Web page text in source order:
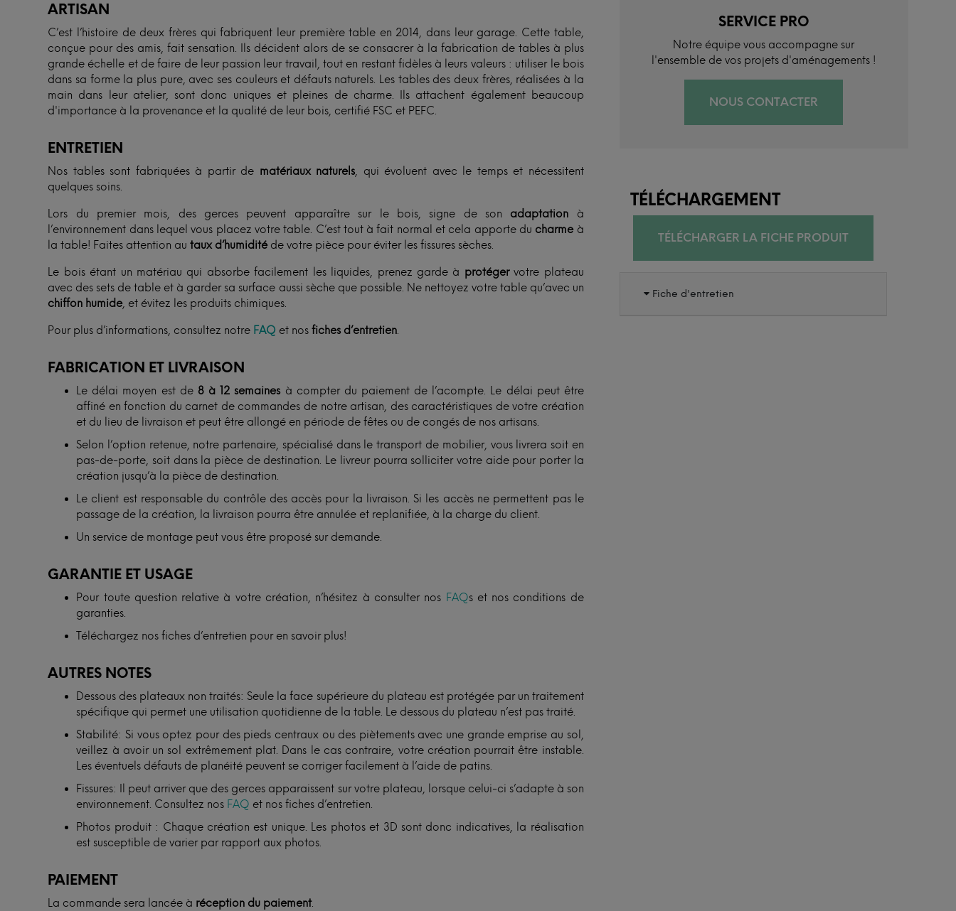
ARTISAN
C’est l’histoire de deux frères qui fabriquent leur première table en 2014, dans leur garage. Cette table,
conçue pour des amis, fait sensation. Ils décident alors de se consacrer à la fabrication de tables à plus
grande échelle et de faire de leur passion leur travail, tout en restant fidèles à leurs valeurs : utiliser le bois
dans sa forme la plus pure, avec ses couleurs et défauts naturels. Les tables des deux frères, réalisées à la
main dans leur atelier, sont donc uniques et pleines de charme. Ils attachent également beaucoup
d'importance à la provenance et la qualité de leur bois, certifié FSC et PEFC.
ENTRETIEN
Nos tables sont fabriquées à partir de matériaux naturels, qui évoluent avec le temps et nécessitent
quelques soins.
Lors du premier mois, des gerces peuvent apparaître sur le bois, signe de son adaptation à
l’environnement dans lequel vous placez votre table. C’est tout à fait normal et cela apporte du charmeà
la table! Faites attention autaux d’humiditéde votre pièce pour éviter les fissures sèches.
Le bois étant un matériau qui absorbe facilement les liquides, prenez garde à protégervotre plateau
avec des sets de table et à garder sa surface aussi sèche que possible. Ne nettoyez votre table qu’avec un
chiffon humide, et évitez les produits chimiques.
Pour plus d’informations, consultez notre FAQ et nosfiches d’entretien.
FABRICATION ET LIVRAISON
Le délai moyen est de 8 à 12 semaines à compter du paiement de l’acompte. Le délai peut être
affiné en fonction du carnet de commandes de notre artisan, des caractéristiques de votre création
et du lieu de livraison et peut être allongé en période de fêtes ou de congés de nos artisans.
Selon l’option retenue, notre partenaire, spécialisé dans le transport de mobilier, vous livrera soit en
pas-de-porte, soit dans la pièce de destination. Le livreur pourra solliciter votre aide pour porter la
création jusqu’à la pièce de destination.
Le client est responsable du contrôle des accès pour la livraison. Si les accès ne permettent pas le
passage de la création, la livraison pourra être annulée et replanifiée, à la charge du client.
Un service de montage peut vous être proposé sur demande.
GARANTIE ET USAGE
Pour toute question relative à votre création, n’hésitez à consulter nos FAQs et nos conditions de
garanties.
Téléchargez nos fiches d’entretien pour en savoir plus!
AUTRES NOTES
Dessous des plateaux non traités: Seule la face supérieure du plateau est protégée par un traitement
spécifique qui permet une utilisation quotidienne de la table. Le dessous du plateau n’est pas traité.
Stabilité: Si vous optez pour des pieds centraux ou des piètements avec une grande emprise au sol,
veillez à avoir un sol extrêmement plat. Dans le cas contraire, votre création pourrait être instable.
Les éventuels défauts de planéité peuvent se corriger facilement à l’aide de patins.
Fissures: Il peut arriver que des gerces apparaissent sur votre plateau, lorsque celui-ci s’adapte à son
environnement. Consultez nos FAQ et nos fiches d’entretien.
Photos produit : Chaque création est unique. Les photos et 3D sont donc indicatives, la réalisation
est susceptible de varier par rapport aux photos.
PAIEMENT
La commande sera lancée à réception du paiement.
SERVICE PRO
Notre équipe vous accompagne sur
l'ensemble de vos projets d'aménagements !
NOUS CONTACTER
TÉLÉCHARGEMENT
TÉLÉCHARGER LA FICHE PRODUIT
Fiche d'entretien